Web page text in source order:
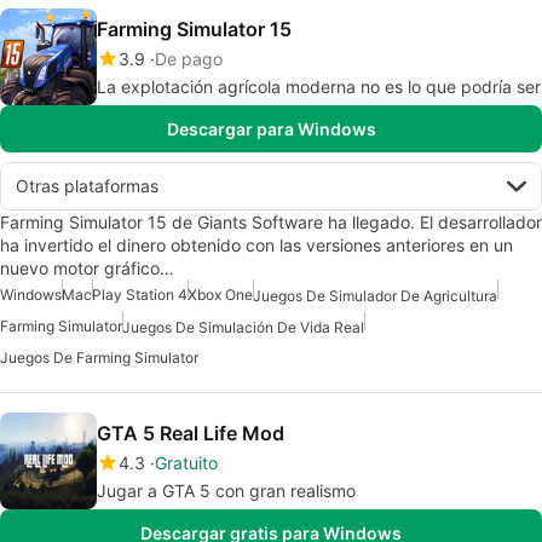
Farming Simulator 15
3.9 De pago
La explotación agrícola moderna no es lo que podría ser
Descargar para Windows
Otras plataformas
Farming Simulator 15 de Giants Software ha llegado. El desarrollador
ha invertido el dinero obtenido con las versiones anteriores en un
nuevo motor gráfico…
WindowsMacPlay Station 4Xbox OneJuegos De Simulador De Agricultura
Farming SimulatorJuegos De Simulación De Vida Real
Juegos De Farming Simulator
GTA 5 Real Life Mod
4.3 Gratuito
Jugar a GTA 5 con gran realismo
Descargar gratis para Windows